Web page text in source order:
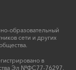
образовательный
сети и других
в
Эл №ФС77-76297.